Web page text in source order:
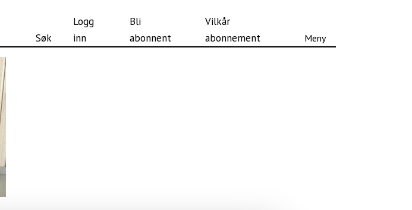
Søk
Logg
inn
Bli
abonnent
Vilkår
abonnement